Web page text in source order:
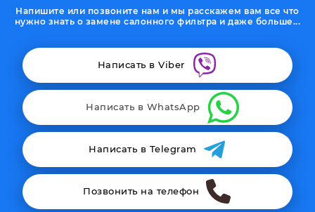
Напишите или позвоните нам и мы расскажем вам все что
нужно знать о замене салонного фильтра и даже больше...
Написать в Viber
Написать в WhatsApp
Написать в Telegram
Позвонить на телефон